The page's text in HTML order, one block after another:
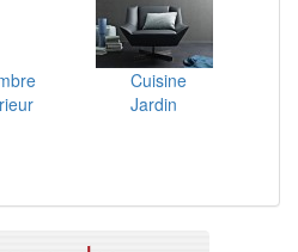
Cuisine
Jardin